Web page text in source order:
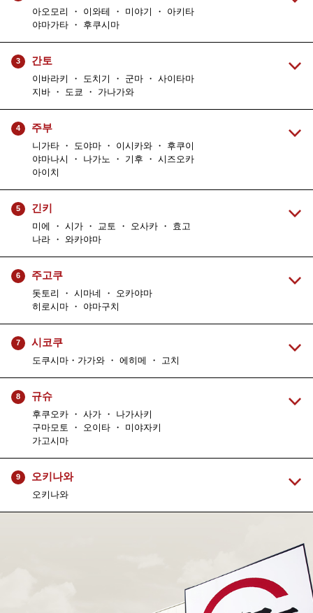
아오모리 ・ 이와테 ・ 미야기 ・ 아키타
야마가타 ・ 후쿠시마
3 간토
이바라키 ・ 도치기 ・ 군마 ・ 사이타마
지바 ・ 도쿄 ・ 가나가와
4 주부
니가타 ・ 도야마 ・ 이시카와 ・ 후쿠이
야마나시 ・ 나가노 ・ 기후 ・ 시즈오카
아이치
5 긴키
미에 ・ 시가 ・ 교토 ・ 오사카 ・ 효고
나라 ・ 와카야마
6 주고쿠
돗토리 ・ 시마네 ・ 오카야마
히로시마 ・ 야마구치
7 시코쿠
도쿠시마・가가와 ・ 에히메 ・ 고치
8 규슈
후쿠오카 ・ 사가 ・ 나가사키
구마모토 ・ 오이타 ・ 미야자키
가고시마
9 오키나와
오키나와